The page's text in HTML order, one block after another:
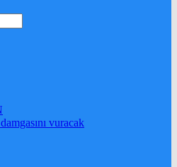
vuracak